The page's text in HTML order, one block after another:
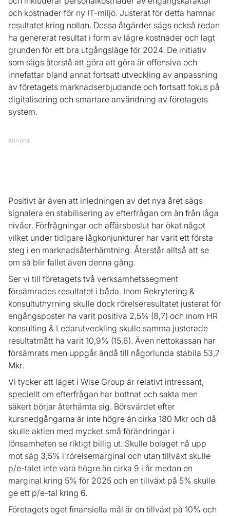
och kostnader för ny IT-miljö. Justerat för detta hamnar
resultatet kring nollan. Dessa åtgärder sägs också redan
ha genererat resultat i form av lägre kostnader och lagt
grunden för ett bra utgångsläge för 2024. De initiativ
som sägs återstå att göra att göra är offensiva och
innefattar bland annat fortsatt utveckling av anpassning
av företagets marknadserbjudande och fortsatt fokus på
digitalisering och smartare användning av företagets
system.
Annons
Positivt är även att inledningen av det nya året sägs
signalera en stabilisering av efterfrågan om än från låga
nivåer. Förfrågningar och affärsbeslut har ökat något
vilket under tidigare lågkonjunkturer har varit ett första
steg i en marknadsåterhämtning. Återstår alltså att se
om så blir fallet även denna gång.
Ser vi till företagets två verksamhetssegment
försämrades resultatet i båda. Inom Rekrytering &
konsultuthyrning skulle dock rörelseresultatet justerat för
engångsposter ha varit positiva 2,5% (8,7) och inom HR
konsulting & Ledarutveckling skulle samma justerade
resultatmått ha varit 10,9% (15,6). Även nettokassan har
försämrats men uppgår ändå till någorlunda stabila 53,7
Mkr.
Vi tycker att läget i Wise Group är relativt intressant,
speciellt om efterfrågan har bottnat och sakta men
säkert börjar återhämta sig. Börsvärdet efter
kursnedgångarna är inte högre än cirka 180 Mkr och då
skulle aktien med mycket små förändringar i
lönsamheten se riktigt billig ut. Skulle bolaget nå upp
mot säg 3,5% i rörelsemarginal och utan tillväxt skulle
p/e-talet inte vara högre än cirka 9 i år medan en
marginal kring 5% för 2025 och en tillväxt på 5% skulle
ge ett p/e-tal kring 6.
Företagets eget finansiella mål är en tillväxt på 10% och